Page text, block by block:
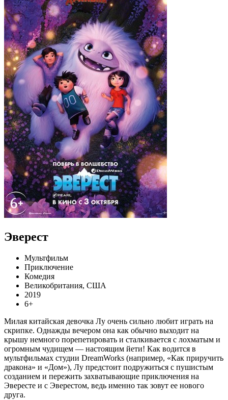
Эверест
Мультфильм
Приключение
Комедия
Великобритания, США
2019
6+
Милая китайская девочка Лу очень сильно любит играть на
скрипке. Однажды вечером она как обычно выходит на
крышу немного порепетировать и сталкивается с лохматым и
огромным чудищем — настоящим йети! Как водится в
мультфильмах студии DreamWorks (например, «Как приручить
дракона» и «Дом»), Лу предстоит подружиться с пушистым
созданием и пережить захватывающие приключения на
Эвересте и с Эверестом, ведь именно так зовут ее нового
друга.